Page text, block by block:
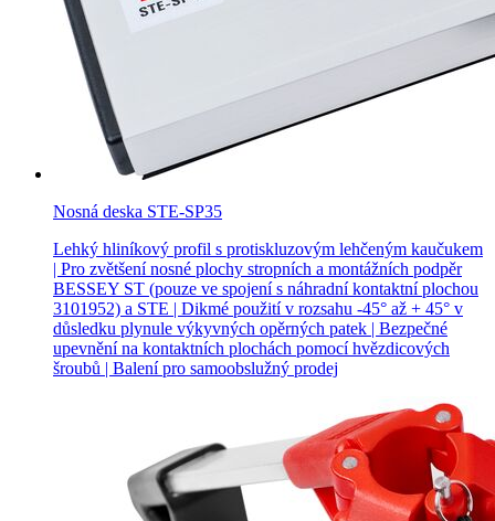
Nosná deska STE-SP35
Lehký hliníkový profil s protiskluzovým lehčeným kaučukem
| Pro zvětšení nosné plochy stropních a montážních podpěr
BESSEY ST (pouze ve spojení s náhradní kontaktní plochou
3101952) a STE | Dikmé použití v rozsahu -45° až + 45° v
důsledku plynule výkyvných opěrných patek | Bezpečné
upevnění na kontaktních plochách pomocí hvězdicových
šroubů | Balení pro samoobslužný prodej